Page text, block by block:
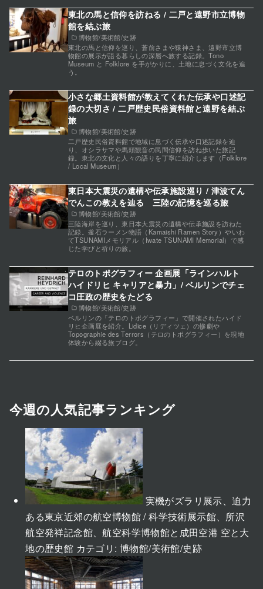
博物館/美術館/史跡
東北の馬と信仰を訪ねる / 二戸と遠野市立博物
館を結ぶ旅
東北の馬と信仰を巡り、蒼前さまや猿神さま、遠野市立博
物館の展示が語る暮らしの深層へ旅する記録。Tono
Museum と Folklore を手がかりに、土地に息づく文化を追
う。
博物館/美術館/史跡
小さな郷土資料館が教えてくれた伝承や口述記
録の大切さ / 二戸歴史民俗資料館と遠野を結ぶ
旅
二戸歴史民俗資料館で地域に息づく伝承や口述記録を辿
り、オシラサマや馬頭観音の民間信仰を訪ね歩いた旅記
録。東北の文化と人々の語りを丁寧に紹介します（Folklore
/ Local Museum）
博物館/美術館/史跡
東日本大震災の遺構や伝承施設巡り / 津波てん
でんこの教えを辿る 三陸の記憶を巡る旅
三陸海岸を巡り、東日本大震災の遺構や伝承施設を訪ねた
記録。釜石ラーメン物語（Kamaishi Ramen Story）やいわ
てTSUNAMIメモリアル（Iwate TSUNAMI Memorial）で感
じた学びと祈りの旅。
博物館/美術館/史跡
テロのトポグラフィー 企画展「ラインハルト
ハイドリヒ キャリアと暴力」/ ベルリンでチェ
コ圧政の歴史をたどる
ベルリンの「テロのトポグラフィー」で開催されたハイド
リヒ企画展を紹介。Lidice（リディツェ）の惨劇や
Topographie des Terrors（テロのトポグラフィー）を現地
体験から綴る旅ブログ。
今週の人気記事ランキング
実機がズラリ展示、迫力
ある東京近郊の航空博物館 / 科学技術展示館、所沢
航空発祥記念館、航空科学博物館と成田空港 空と大
地の歴史館 カテゴリ: 博物館/美術館/史跡